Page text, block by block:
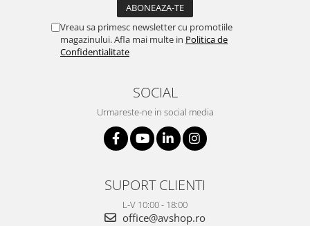
Vreau sa primesc newsletter cu promotiile
magazinului. Afla mai multe in Politica de
Confidentialitate
SOCIAL
Urmareste-ne in social media
SUPORT CLIENTI
L-V 10:00 - 18:00
office@avshop.ro